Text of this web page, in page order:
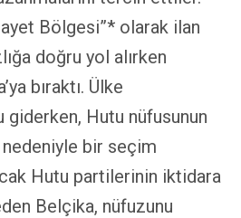
Bölgesi”* olarak ilan
doğru yol alırken
bıraktı. Ülke
giderken, Hutu nüfusunun
bir seçim
Hutu partilerinin iktidara
Belçika, nüfuzunu